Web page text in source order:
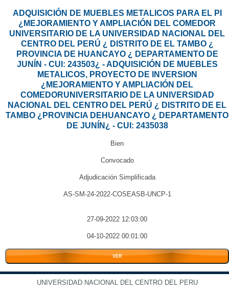
ADQUISICIÓN DE MUEBLES METALICOS PARA EL PI
¿MEJORAMIENTO Y AMPLIACIÓN DEL COMEDOR
UNIVERSITARIO DE LA UNIVERSIDAD NACIONAL DEL
CENTRO DEL PERÚ ¿ DISTRITO DE EL TAMBO ¿
PROVINCIA DE HUANCAYO ¿ DEPARTAMENTO DE
JUNÍN - CUI: 243503¿ - ADQUISICIÓN DE MUEBLES
METALICOS, PROYECTO DE INVERSION
¿MEJORAMIENTO Y AMPLIACIÓN DEL
COMEDORUNIVERSITARIO DE LA UNIVERSIDAD
NACIONAL DEL CENTRO DEL PERÚ ¿ DISTRITO DE EL
TAMBO ¿PROVINCIA DEHUANCAYO ¿ DEPARTAMENTO
DE JUNÍN¿ - CUI: 2435038
Bien
Convocado
Adjudicación Simplificada
AS-SM-24-2022-COSEASB-UNCP-1
27-09-2022 12:03:00
04-10-2022 00:01:00
VER
UNIVERSIDAD NACIONAL DEL CENTRO DEL PERU